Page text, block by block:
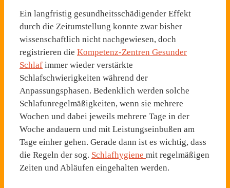
Ein langfristig gesundheitsschädigender Effekt
durch die Zeitumstellung konnte zwar bisher
wissenschaftlich nicht nachgewiesen, doch
registrieren die Kompetenz-Zentren Gesunder
Schlaf immer wieder verstärkte
Schlafschwierigkeiten während der
Anpassungsphasen. Bedenklich werden solche
Schlafunregelmäßigkeiten, wenn sie mehrere
Wochen und dabei jeweils mehrere Tage in der
Woche andauern und mit Leistungseinbußen am
Tage einher gehen. Gerade dann ist es wichtig, dass
die Regeln der sog. Schlafhygiene mit regelmäßigen
Zeiten und Abläufen eingehalten werden.